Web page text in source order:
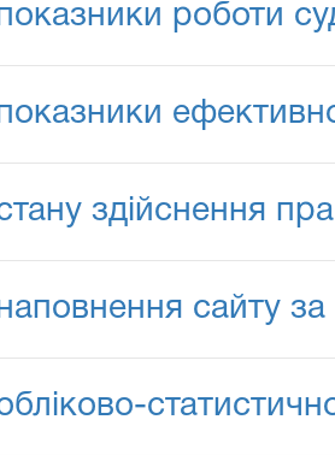
роботи
здійснення
сайту за